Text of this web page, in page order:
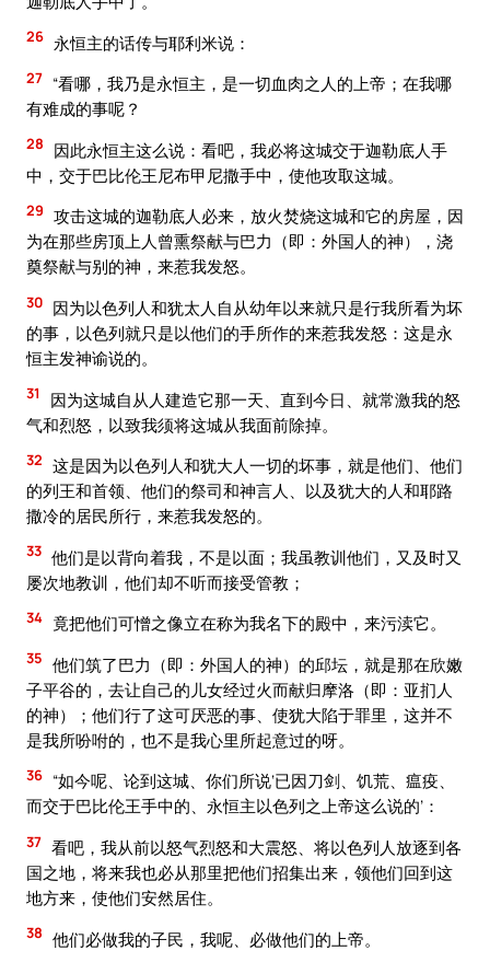
26 永恒主的话传与耶利米说：
27 “看哪，我乃是永恒主，是一切血肉之人的上帝；在我哪
有难成的事呢？
28
因此永恒主这么说：看吧，我必将这城交于迦勒底人手
中，交于巴比伦王尼布甲尼撒手中，使他攻取这城。
29 攻击这城的迦勒底人必来，放火焚烧这城和它的房屋，因
为在那些房顶上人曾熏祭献与巴力（即：外国人的神），浇
奠祭献与别的神，来惹我发怒。
30 因为以色列人和犹太人自从幼年以来就只是行我所看为坏
的事，以色列就只是以他们的手所作的来惹我发怒：这是永
恒主发神谕说的。
31
因为这城自从人建造它那一天、直到今日、就常激我的怒
气和烈怒，以致我须将这城从我面前除掉。
32 这是因为以色列人和犹大人一切的坏事，就是他们、他们
的列王和首领、他们的祭司和神言人、以及犹大的人和耶路
撒冷的居民所行，来惹我发怒的。
33 他们是以背向着我，不是以面；我虽教训他们，又及时又
屡次地教训，他们却不听而接受管教；
34 竟把他们可憎之像立在称为我名下的殿中，来污渎它。
35 他们筑了巴力（即：外国人的神）的邱坛，就是那在欣嫩
子平谷的，去让自己的儿女经过火而献归摩洛（即：亚扪人
的神）；他们行了这可厌恶的事、使犹大陷于罪里，这并不
是我所吩咐的，也不是我心里所起意过的呀。
36 “如今呢、论到这城、你们所说‘已因刀剑、饥荒、瘟疫、
而交于巴比伦王手中的、永恒主以色列之上帝这么说的’：
37 看吧，我从前以怒气烈怒和大震怒、将以色列人放逐到各
国之地，将来我也必从那里把他们招集出来，领他们回到这
地方来，使他们安然居住。
38 他们必做我的子民，我呢、必做他们的上帝。